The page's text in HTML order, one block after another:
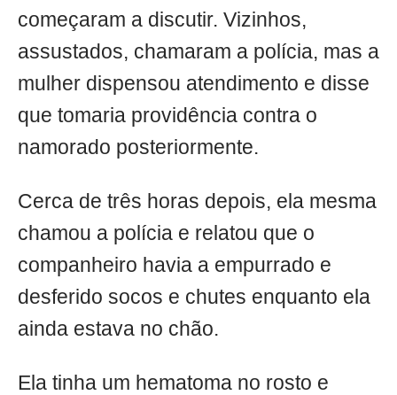
começaram a discutir. Vizinhos,
assustados, chamaram a polícia, mas a
mulher dispensou atendimento e disse
que tomaria providência contra o
namorado posteriormente.
Cerca de três horas depois, ela mesma
chamou a polícia e relatou que o
companheiro havia a empurrado e
desferido socos e chutes enquanto ela
ainda estava no chão.
Ela tinha um hematoma no rosto e